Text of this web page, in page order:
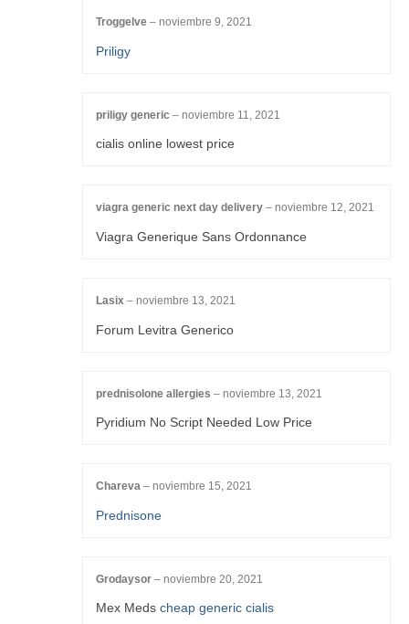
Troggelve – noviembre 9, 2021
Priligy
priligy generic – noviembre 11, 2021
cialis online lowest price
viagra generic next day delivery – noviembre 12, 2021
Viagra Generique Sans Ordonnance
Lasix – noviembre 13, 2021
Forum Levitra Generico
prednisolone allergies – noviembre 13, 2021
Pyridium No Script Needed Low Price
Chareva – noviembre 15, 2021
Prednisone
Grodaysor – noviembre 20, 2021
Mex Meds cheap generic cialis